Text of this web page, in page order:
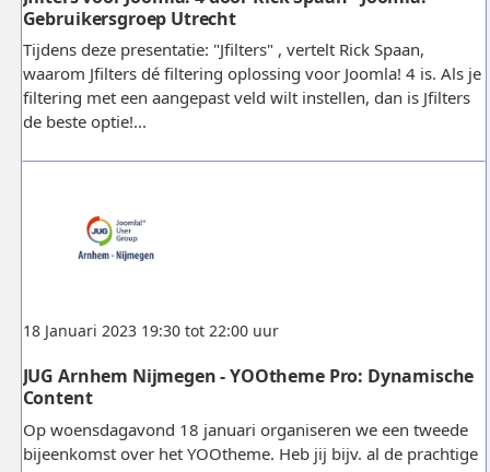
Gebruikersgroep Utrecht
Tijdens deze presentatie: "Jfilters" , vertelt Rick Spaan,
waarom Jfilters dé filtering oplossing voor Joomla! 4 is. Als je
filtering met een aangepast veld wilt instellen, dan is Jfilters
de beste optie!...
18 Januari 2023 19:30 tot 22:00 uur
JUG Arnhem Nijmegen - YOOtheme Pro: Dynamische
Content
Op woensdagavond 18 januari organiseren we een tweede
bijeenkomst over het YOOtheme. Heb jij bijv. al de prachtige